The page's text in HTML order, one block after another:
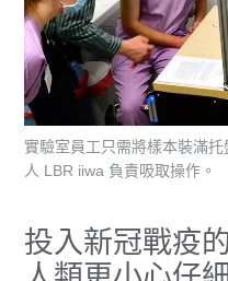
實驗室員工只需將樣本裝滿
人 LBR iiwa 負責吸取操作。
投入新冠戰疫